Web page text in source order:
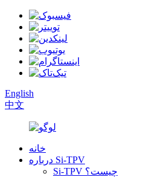
English
中文
خانه
درباره Si-TPV
Si-TPV چیست؟